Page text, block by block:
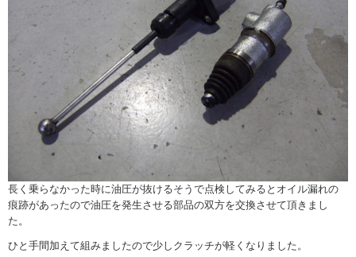
長く乗らなかった時に油圧が抜けるそうで点検してみるとオイル漏れの
痕跡があったので油圧を発生させる部品の双方を交換させて頂きまし
た。
ひと手間加えて組みましたので少しクラッチが軽くなりました。